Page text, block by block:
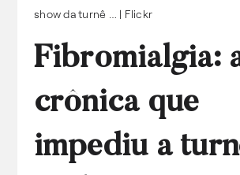
Fibromialgia:
crônica que
impediu a